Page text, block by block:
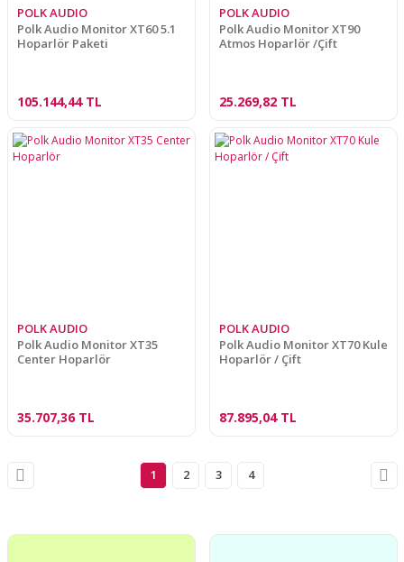
POLK AUDIO
Polk Audio Monitor XT60 5.1
Hoparlör Paketi
105.144,44 TL
POLK AUDIO
Polk Audio Monitor XT90
Atmos Hoparlör /Çift
25.269,82 TL
POLK AUDIO
Polk Audio Monitor XT35
Center Hoparlör
35.707,36 TL
POLK AUDIO
Polk Audio Monitor XT70 Kule
Hoparlör / Çift
87.895,04 TL
1 2 3 4